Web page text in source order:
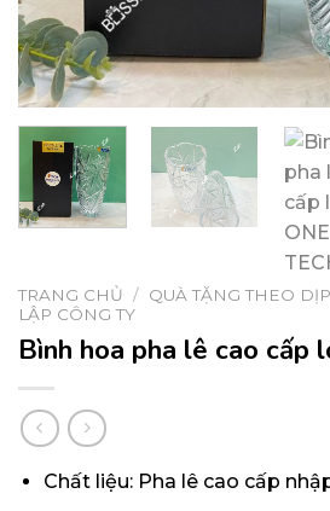
TRANG CHỦ / QUÀ TẶNG THEO DỊP
LẬP CÔNG TY
Bình hoa pha lê cao cấp
Chất liệu: Pha lê cao cấp